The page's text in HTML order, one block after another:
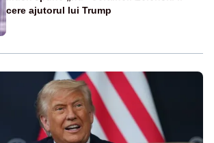
cere ajutorul lui Trump